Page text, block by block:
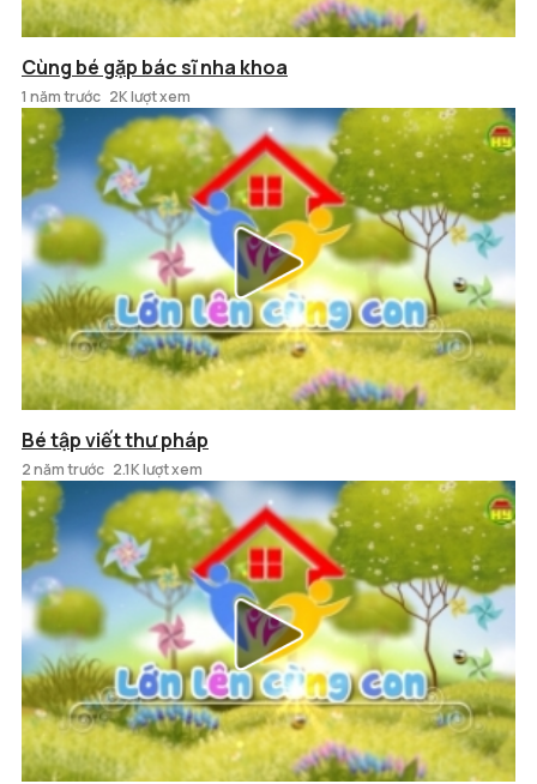
Cùng bé gặp bác sĩ nha khoa
1 năm trước 2K lượt xem
Bé tập viết thư pháp
2 năm trước 2.1K lượt xem